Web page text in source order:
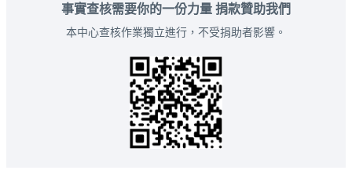
事實查核需要你的一份力量 捐款贊助我們
本中心查核作業獨立進行，不受捐助者影響。